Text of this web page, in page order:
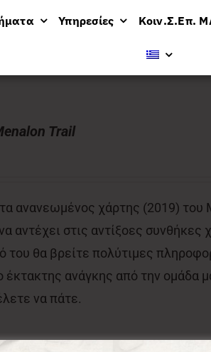
Υπηρεσίες Κοιν.Σ.Επ.
Trail
ανανεωμένος χάρτης (2019) του
αντέχει στις αντίξοες
του θα βρείτε πολύτιμες
ανάγκης από την ομάδα
να πάτε.